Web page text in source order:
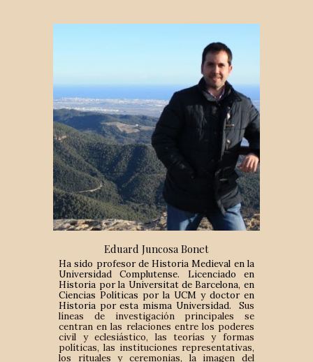
Eduard Juncosa Bonet
Ha sido profesor de Historia Medieval en la
Universidad Complutense. Licenciado en
Historia por la Universitat de Barcelona, en
Ciencias Políticas por la UCM y doctor en
Historia por esta misma Universidad. Sus
líneas de investigación principales se
centran en las relaciones entre los poderes
civil y eclesiástico, las teorías y formas
políticas, las instituciones representativas,
los rituales y ceremonias, la imagen del